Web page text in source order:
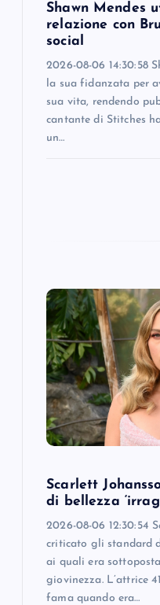
Shawn Mendes
relazione con
social
2026-08-06 14:30:58
la sua fidanzata per
sua vita, rendendo
cantante di Stitches
un…
Scarlett
di bellezza
2026-08-06 12:30:54
criticato gli standard
ai quali era
giovinezza. L’attrice
fama quando era…